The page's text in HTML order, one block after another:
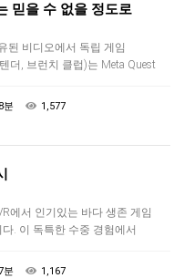
믿을 수 없을 정도로
된 비디오에서 독립 게임
더, 브런치 클럽)는 Meta Quest
분 1,577
에서 인기있는 바다 생존 게임
. 이 독특한 수중 경험에서
분 1,167